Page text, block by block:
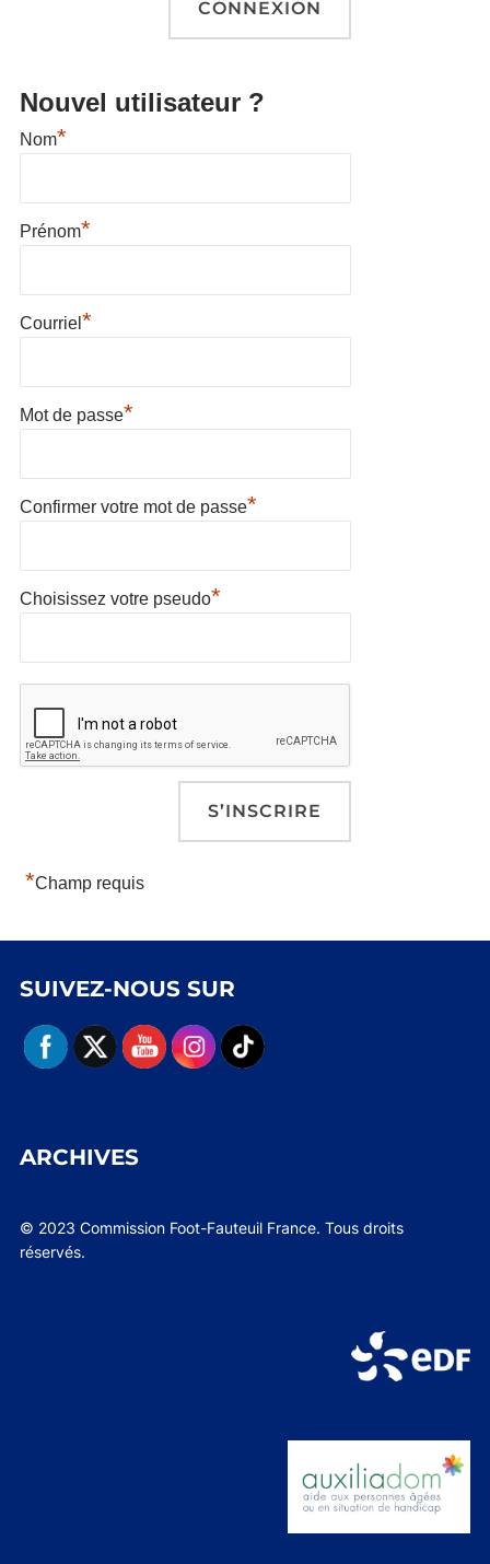
Nouvel utilisateur ?
Nom*
Prénom*
Courriel *
Mot de passe*
Confirmer votre mot de passe*
Choisissez votre pseudo*
*Champ requis
SUIVEZ-NOUS SUR
ARCHIVES
© 2023 Commission Foot-Fauteuil France. Tous droits
réservés.